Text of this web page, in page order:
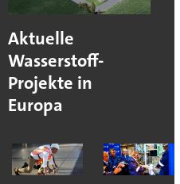
Aktuelle
Wasserstoff-
Projekte in
Europa